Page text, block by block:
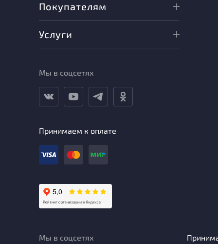
Покупателям
Услуги
Мы в соцсетях
Принимаем к оплате
Мы в соцсетях